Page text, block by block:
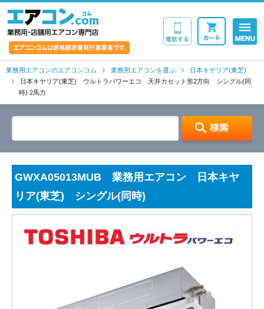
業務用エアコンのエアコンコム 業務用エアコンを選ぶ
日本キヤリア(東芝)
日本キヤリア(東芝) ウルトラパワーエコ 天井カセット形2方向 シングル(同
時) 2馬力
GWXA05013MUB 業務用エアコン 日本キヤ
リア(東芝) シングル(同時)